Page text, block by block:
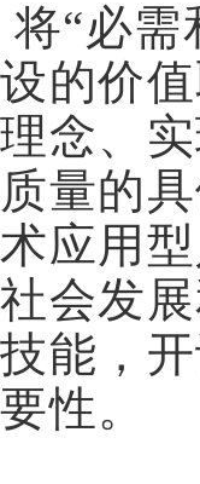
将“必
设的价
理念、
质量的
术应用
社会发
技能，
要性。